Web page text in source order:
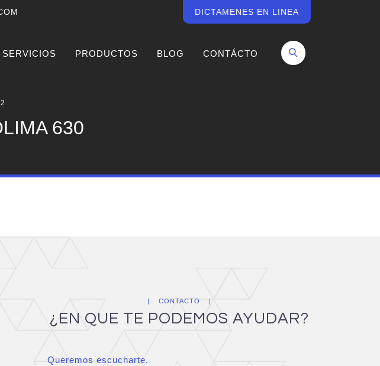
DICTAMENES EN LINEA
SERVICIOS PRODUCTOS BLOG CONTÁCTO
630
CONTACTO
¿EN QUE TE PODEMOS AYUDAR?
Queremos escucharte.